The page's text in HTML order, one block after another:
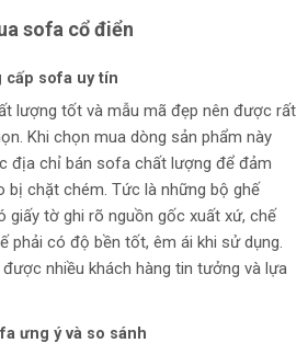
sofa cổ điển
cấp sofa uy tín
lượng tốt và mẫu mã đẹp nên được rất
Khi chọn mua dòng sản phẩm này
địa chỉ bán sofa chất lượng để đảm
bị chặt chém. Tức là những bộ ghế
giấy tờ ghi rõ nguồn gốc xuất xứ, chế
phải có độ bền tốt, êm ái khi sử dụng.
nhiều khách hàng tin tưởng và lựa
ưng ý và so sánh